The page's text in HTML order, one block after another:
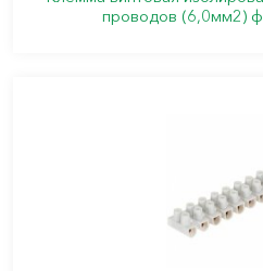
проводов (6,0мм2)